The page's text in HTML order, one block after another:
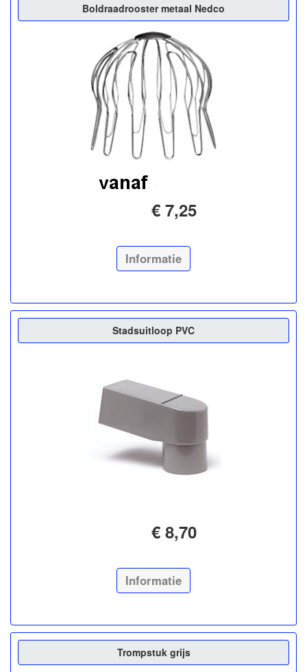
Boldraadrooster metaal Nedco
€ 7,25
Informatie
Stadsuitloop PVC
€ 8,70
Informatie
Trompstuk grijs